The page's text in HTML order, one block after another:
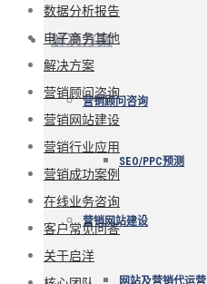
解决方案
营销顾问咨询
SEO/PPC预测
营销网站建设
网站及营销代运营
数据分析报告
电子商务其他
解决方案
营销顾问咨询
营销网站建设
营销行业应用
营销成功案例
在线业务咨询
客户常见问答
关于启洋